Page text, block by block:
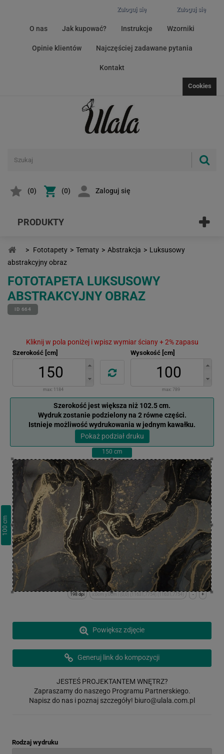
Zaloguj się
Zaloguj się
O nas Jak kupować? Instrukcje Wzorniki
Opinie klientów Najczęściej zadawane pytania
Kontakt
Cookies
(0) (0) Zaloguj się
PRODUKTY
> Fototapety > Tematy > Abstrakcja > Luksusowy
abstrakcyjny obraz
FOTOTAPETA LUKSUSOWY
ABSTRAKCYJNY OBRAZ
ID 664
Kliknij w pola poniżej i wpisz wymiar ściany + 2% zapasu
Szerokość [cm]
max: 1184
Wysokość [cm]
max: 789
Szerokość jest większa niż 102.5 cm.
Wydruk zostanie podzielony na 2 równe części.
Istnieje możliwość wydrukowania w jednym kawałku.
Pokaż podział druku
150 cm
100
cm
+
-
x:0cm y:0cm | (0,0) (11631,7754) (11631,7754)
198 dpi
Powiększ zdjęcie
Generuj link do kompozycji
JESTEŚ PROJEKTANTEM WNĘTRZ?
Zapraszamy do naszego Programu Partnerskiego.
Napisz do nas i poznaj szczegóły! biuro@ulala.com.pl
Rodzaj wydruku